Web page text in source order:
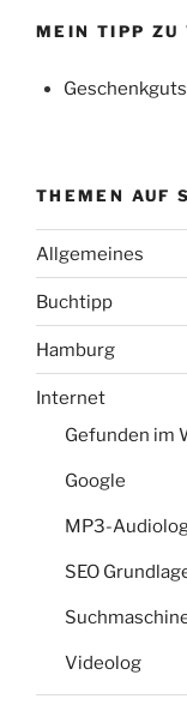
MEIN TIPP ZU
THEMEN AUF
Allgemeines
Buchtipp
Hamburg
Internet
Gefunden im
Google
MP3-
SEO
Videolog